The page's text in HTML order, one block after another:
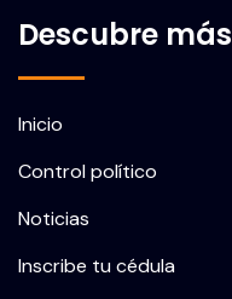
Descubre más
Inicio
Control político
Noticias
Inscribe tu cédula